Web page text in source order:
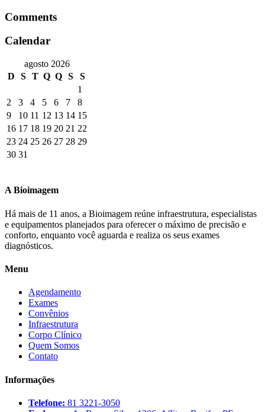
Comments
Calendar
agosto 2026
D
S T Q Q S
S
1
2
3 4 5 6 7
8
9
10 11 12 13 14 15
16 17 18 19 20 21 22
23 24 25 26 27 28 29
30 31
A Bioimagem
Há mais de 11 anos, a Bioimagem reúne infraestrutura, especialistas
e equipamentos planejados para oferecer o máximo de precisão e
conforto, enquanto você aguarda e realiza os seus exames
diagnósticos.
Menu
Agendamento
Exames
Convênios
Infraestrutura
Corpo Clínico
Quem Somos
Contato
Informações
Telefone: 81 3221-3050